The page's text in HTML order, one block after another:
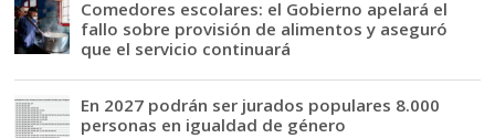
Comedores escolares: el Gobierno apelará el
fallo sobre provisión de alimentos y aseguró
que el servicio continuará
En 2027 podrán ser jurados populares 8.000
personas en igualdad de género